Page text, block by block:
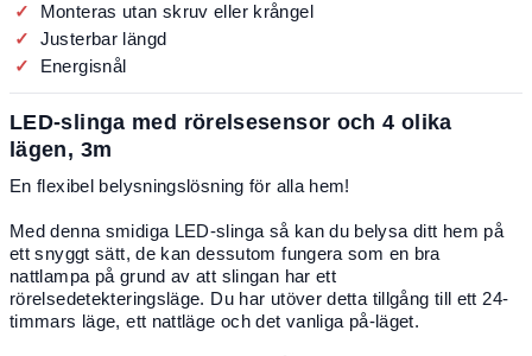
Monteras utan skruv eller krångel
Justerbar längd
Energisnål
LED-slinga med rörelsesensor och 4 olika
lägen, 3m
En flexibel belysningslösning för alla hem!
Med denna smidiga LED-slinga så kan du belysa ditt hem på
ett snyggt sätt, de kan dessutom fungera som en bra
nattlampa på grund av att slingan har ett
rörelsedetekteringsläge. Du har utöver detta tillgång till ett 24-
timmars läge, ett nattläge och det vanliga på-läget.